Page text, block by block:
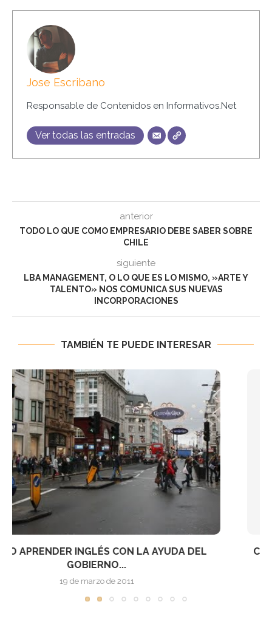
Jose Escribano
Responsable de Contenidos en Informativos.Net
Ver todas las entradas
anterior
TODO LO QUE COMO EMPRESARIO DEBE SABER SOBRE
CHILE
siguiente
LBA MANAGEMENT, O LO QUE ES LO MISMO, »ARTE Y
TALENTO» NOS COMUNICA SUS NUEVAS
INCORPORACIONES
TAMBIÉN TE PUEDE INTERESAR
COMIENZA LA TEMPORADA 2009 DE HURACANES
EN EL...
1 de junio de 2009